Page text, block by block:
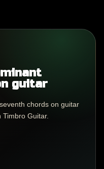
guitar
chords on guitar
Timbro Guitar.